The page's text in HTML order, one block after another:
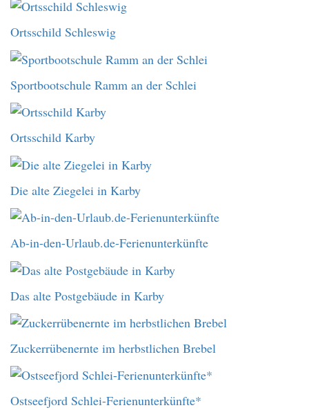
Ortsschild Schleswig
Sportbootschule Ramm an der Schlei
Ortsschild Karby
Die alte Ziegelei in Karby
Ab-in-den-Urlaub.de-Ferienunterkünfte
Das alte Postgebäude in Karby
Zuckerrübenernte im herbstlichen Brebel
Ostseefjord Schlei-Ferienunterkünfte*